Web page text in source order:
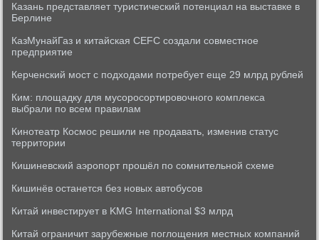
Казань представляет туристический потенциал на выставке в
Берлине
КазМунайГаз и китайская CEFC создали совместное
предприятие
Керченский мост с подходами потребует еще 29 млрд рублей
Ким: площадку для мусоросортировочного комплекса
выбрали по всем правилам
Кинотеатр Космос решили не продавать, изменив статус
территории
Кишиневский аэропорт прошёл по сомнительной схеме
Кишинёв останется без новых автобусов
Китай инвестирует в KMG International $3 млрд
Китай ограничит зарубежные поглощения местных компаний